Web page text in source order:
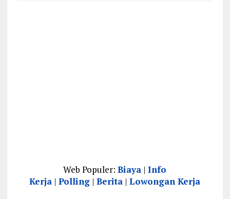
Web Populer:Biaya |Info
Kerja |Polling |Berita |Lowongan Kerja